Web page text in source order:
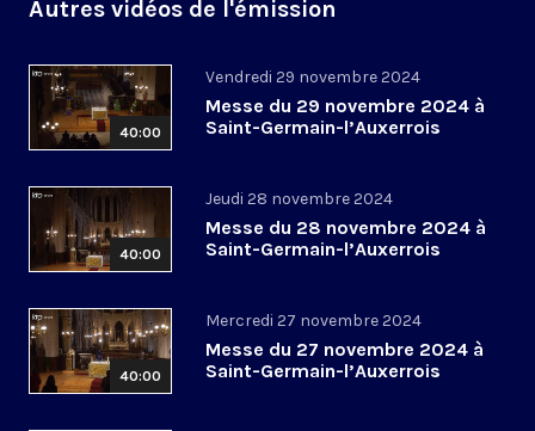
Autres vidéos de l'émission
40:00
Vendredi 29 novembre 2024
Messe du 29 novembre 2024 à
Saint-Germain-l’Auxerrois
40:00
Jeudi 28 novembre 2024
Messe du 28 novembre 2024 à
Saint-Germain-l’Auxerrois
40:00
Mercredi 27 novembre 2024
Messe du 27 novembre 2024 à
Saint-Germain-l’Auxerrois